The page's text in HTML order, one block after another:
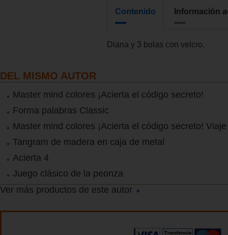
Contenido Información
Diana y 3 bolas con velcro.
DEL MISMO AUTOR
Master mind colores ¡Acierta el código secreto!
Forma palabras Classic
Master mind colores ¡Acierta el código secreto! Viaje
Tangram de madera en caja de metal
Acierta 4
Juego clásico de la peonza
Ver más productos de este autor